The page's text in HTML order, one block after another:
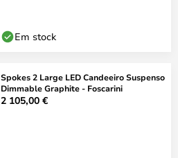
Em stock
Spokes 2 Large LED Candeeiro Suspenso
Dimmable Graphite - Foscarini
2 105,00 €